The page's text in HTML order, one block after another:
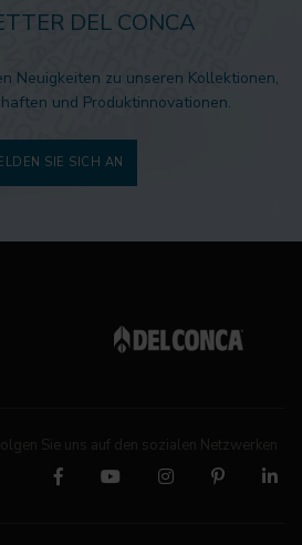
DEL CONCA
Neuigkeiten zu unseren Kollektionen,
und Produktinnovationen.
SIE SICH AN
Sie uns auf den sozialen Netzwerken